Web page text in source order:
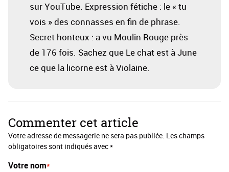
sur YouTube. Expression fétiche : le « tu
vois » des connasses en fin de phrase.
Secret honteux : a vu Moulin Rouge près
de 176 fois. Sachez que Le chat est à June
ce que la licorne est à Violaine.
Commenter cet article
Votre adresse de messagerie ne sera pas publiée. Les champs
obligatoires sont indiqués avec *
Votre nom